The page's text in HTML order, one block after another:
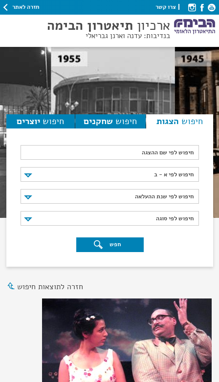
צרו קשר חזרה לאתר
ארכיון תיאטרון הבימה
בנדיבות: עדנה וארנן גבריאלי
חיפוש הצגות חיפוש שחקנים חיפוש יוצרים
חיפוש לפי שם ההצגה
חיפוש לפי א - ב
חיפוש לפי א - ב
חיפוש לפי שנת ההעלאה
חיפוש לפי שנת ההעלאה
חיפוש לפי סוגה
חיפוש לפי סוגה
חפש
חזרה לתוצאות חיפוש